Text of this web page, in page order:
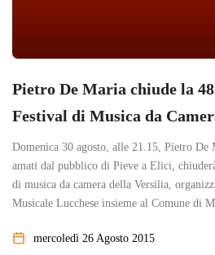
Pietro De Maria chiude la
Festival di Musica da
Domenica 30 agosto, alle 21.15, Pietro
amati dal pubblico di Pieve a Elici,
di musica da camera della Versilia,
Musicale Lucchese insieme al Comune di
mercoledì 26 Agosto 2015